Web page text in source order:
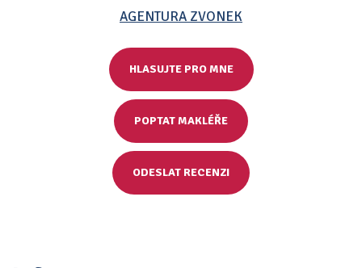
AGENTURA ZVONEK
HLASUJTE PRO MNE
POPTAT MAKLÉŘE
ODESLAT RECENZI